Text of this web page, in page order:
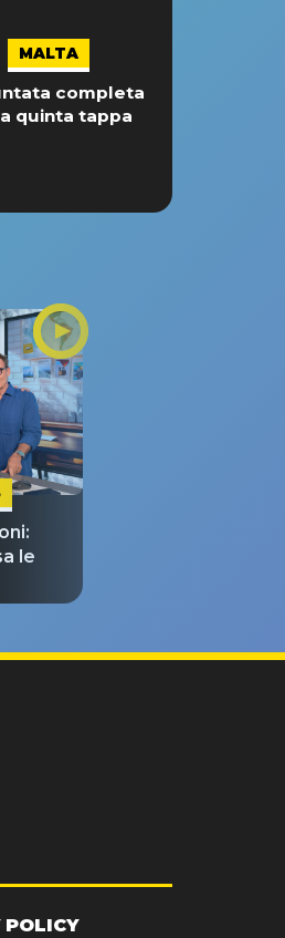
MALTA
completa
quinta tappa
le
POLICY